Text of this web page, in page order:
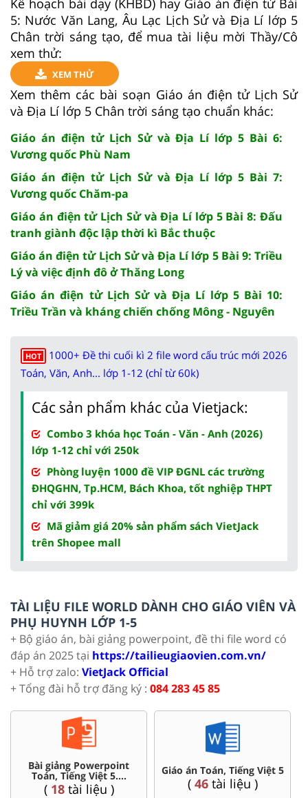
5: Nước Văn Lang, Âu Lạc Lịch Sử và Địa Lí lớp 5
Chân trời sáng tạo, để mua tài liệu mời Thầy/Cô
xem thử:
XEM THỬ
Xem thêm các bài soạn Giáo án điện tử Lịch Sử
và Địa Lí lớp 5 Chân trời sáng tạo chuẩn khác:
Giáo án điện tử Lịch Sử và Địa Lí lớp 5 Bài 6:
Vương quốc Phù Nam
Giáo án điện tử Lịch Sử và Địa Lí lớp 5 Bài 7:
Vương quốc Chăm-pa
Giáo án điện tử Lịch Sử và Địa Lí lớp 5 Bài 8: Đấu
tranh giành độc lập thời kì Bắc thuộc
Giáo án điện tử Lịch Sử và Địa Lí lớp 5 Bài 9: Triều
Lý và việc định đô ở Thăng Long
Giáo án điện tử Lịch Sử và Địa Lí lớp 5 Bài 10:
Triều Trần và kháng chiến chống Mông - Nguyên
HOT
1000+ Đề thi cuối kì 2 file word cấu trúc mới 2026
Toán, Văn, Anh... lớp 1-12 (chỉ từ 60k)
Các sản phẩm khác của Vietjack:
Combo 3 khóa học Toán - Văn - Anh (2026)
lớp 1-12 chỉ với 250k
Phòng luyện 1000 đề VIP ĐGNL các trường
ĐHQGHN, Tp.HCM, Bách Khoa, tốt nghiệp THPT
chỉ với 399k
Mã giảm giá 20% sản phẩm sách VietJack
trên Shopee mall
TÀI LIỆU FILE WORLD DÀNH CHO GIÁO VIÊN VÀ
PHỤ HUYNH LỚP 1-5
+ Bộ giáo án, bài giảng powerpoint, đề thi file word có
đáp án 2025 tại https://tailieugiaovien.com.vn/
+ Hỗ trợ zalo: VietJack Official
+ Tổng đài hỗ trợ đăng ký : 084 283 45 85
Việt 5 Chuyên đề dạy thêm Toán,
Tiếng Việt ...5
( 36
Ôn thi vào 6
(4